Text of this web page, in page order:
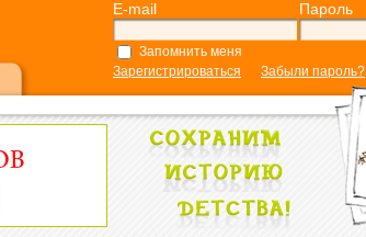
E-mail Пароль
Запомнить меня
Зарегистрироваться
Забыли пароль?